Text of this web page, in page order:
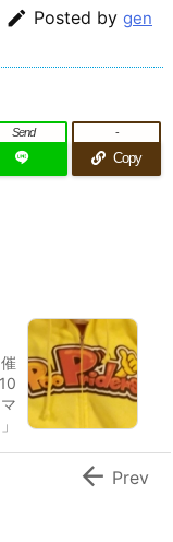
 Posted by gen
Send
Copy
-
 Prev